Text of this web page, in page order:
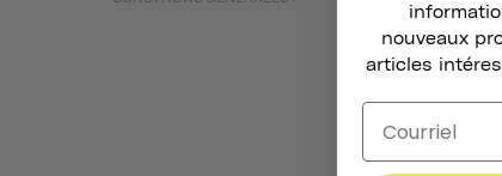
nouveaux
articles